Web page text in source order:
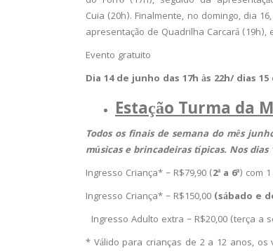
Cuia (20h). Finalmente, no domingo, dia
apresentação de Quadrilha Carcará
Evento gratuito
Dia 14 de junho das 17h às 22h/ dias
Estação Turma da
Todos os finais de semana do mês
músicas e brincadeiras típicas. Nos
Ingresso Criança* – R$79,90 (2ª a 6ª) com
Ingresso Criança* – R$150,00 (sábado e
Ingresso Adulto extra – R$20,00 (terça a
* Válido para crianças de 2 a 12 anos,